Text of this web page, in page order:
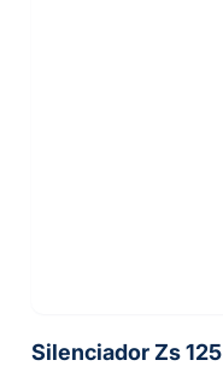
Silenciador Zs 125